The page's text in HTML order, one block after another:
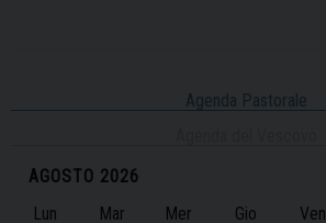
Agenda Pastorale
AGOSTO 2026
Lun Mar Mer Gio Ven